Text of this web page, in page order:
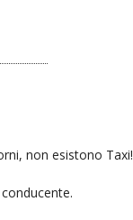
non esistono Taxi!